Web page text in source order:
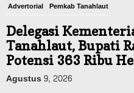
Advertorial Pemkab Tanahlaut
Delegasi
Tanahlaut, Bupati
Potensi 363 Ribu
Agustus 9, 2026